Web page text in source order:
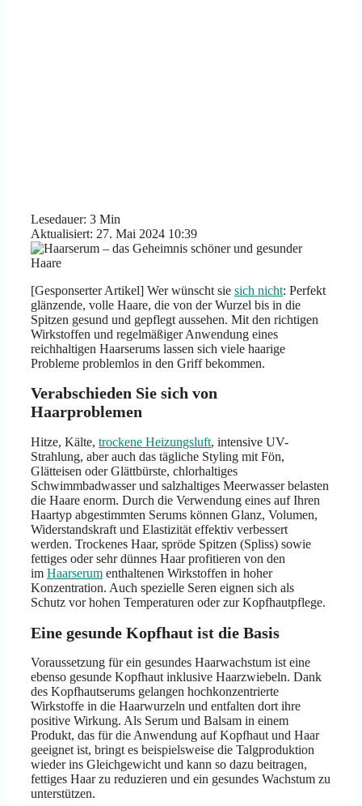
Lesedauer: 3 Min
Aktualisiert: 27. Mai 2024 10:39
[Gesponserter Artikel] Wer wünscht sie sich nicht: Perfekt
glänzende, volle Haare, die von der Wurzel bis in die
Spitzen gesund und gepflegt aussehen. Mit den richtigen
Wirkstoffen und regelmäßiger Anwendung eines
reichhaltigen Haarserums lassen sich viele haarige
Probleme problemlos in den Griff bekommen.
Verabschieden Sie sich von
Haarproblemen
Hitze, Kälte, trockene Heizungsluft, intensive UV-
Strahlung, aber auch das tägliche Styling mit Fön,
Glätteisen oder Glättbürste, chlorhaltiges
Schwimmbadwasser und salzhaltiges Meerwasser belasten
die Haare enorm. Durch die Verwendung eines auf Ihren
Haartyp abgestimmten Serums können Glanz, Volumen,
Widerstandskraft und Elastizität effektiv verbessert
werden. Trockenes Haar, spröde Spitzen (Spliss) sowie
fettiges oder sehr dünnes Haar profitieren von den
im Haarserum enthaltenen Wirkstoffen in hoher
Konzentration. Auch spezielle Seren eignen sich als
Schutz vor hohen Temperaturen oder zur Kopfhautpflege.
Eine gesunde Kopfhaut ist die Basis
Voraussetzung für ein gesundes Haarwachstum ist eine
ebenso gesunde Kopfhaut inklusive Haarzwiebeln. Dank
des Kopfhautserums gelangen hochkonzentrierte
Wirkstoffe in die Haarwurzeln und entfalten dort ihre
positive Wirkung. Als Serum und Balsam in einem
Produkt, das für die Anwendung auf Kopfhaut und Haar
geeignet ist, bringt es beispielsweise die Talgproduktion
wieder ins Gleichgewicht und kann so dazu beitragen,
fettiges Haar zu reduzieren und ein gesundes Wachstum zu
unterstützen.